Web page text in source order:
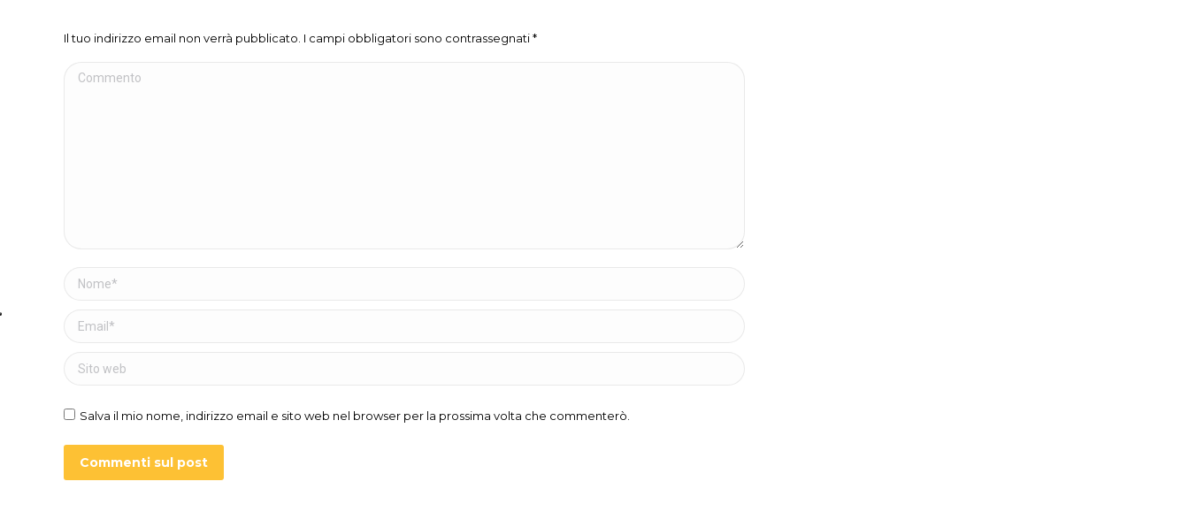
Il tuo indirizzo email non verrà pubblicato. I campi obbligatori sono contrassegnati*
Commento
Nome *
Email *
Sito web
Salva il mio nome, indirizzo email e sito web nel browser per la prossima volta che commenterò.
Commenti sul post